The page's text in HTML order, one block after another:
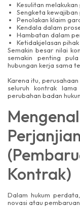
Kesulitan melakukan
Sengketa kewajiban
Penolakan klaim
Kendala dalam
Hambatan dalam
Ketidakjelasan
Semakin besar nilai
semakin penting
hubungan kerja sama
Karena itu,
seluruh kontrak
perubahan badan
Kontrak)
Dalam hukum
novasi atau